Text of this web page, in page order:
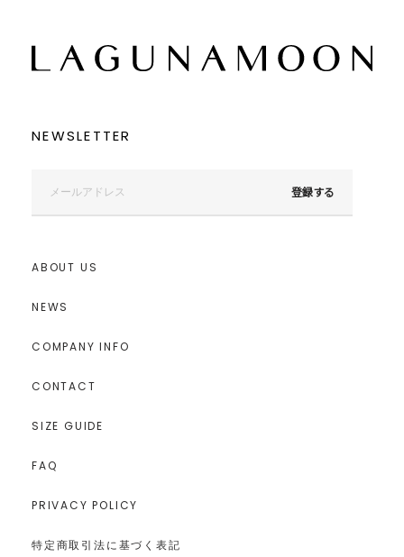
NEWSLETTER
登録する
ABOUT US
NEWS
COMPANY INFO
CONTACT
SIZE GUIDE
FAQ
PRIVACY POLICY
特定商取引法に基づく表記